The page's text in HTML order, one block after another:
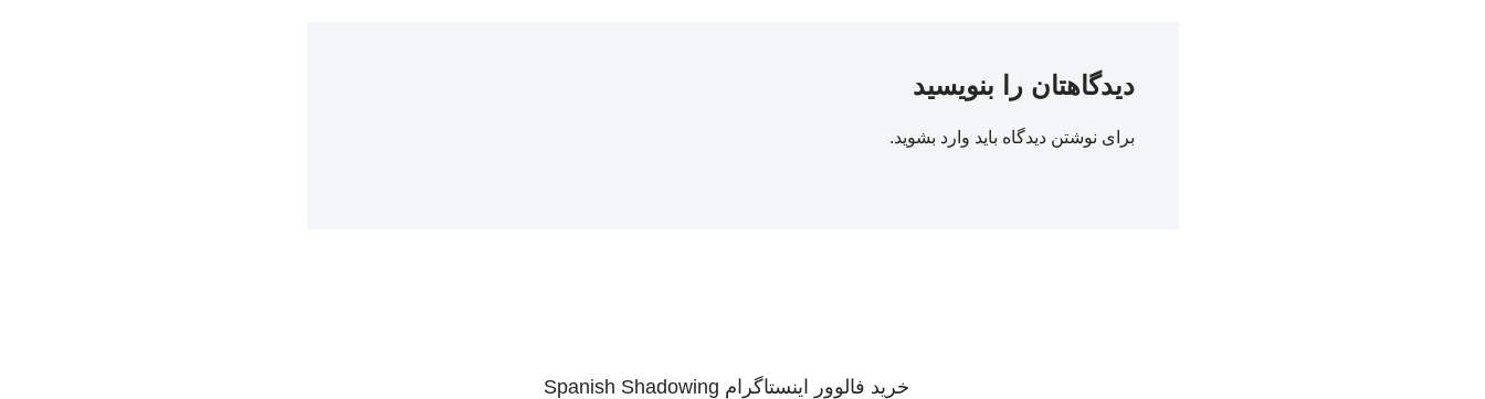
دیدگاهتان را بنویسید
برای نوشتن دیدگاه باید وارد بشوید.
خرید فالوور اینستاگرام Spanish Shadowing